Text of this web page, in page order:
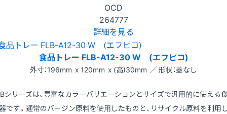
OCD
264777
詳細を見る
食品トレー FLB-A12-30 W (エフピコ)
外寸：196mm x 120mm x (高)30mm ／ 形状：蓋なし
シリーズは、豊富なカラーバリエーションとサイズで汎用的に使える
です。通常のバージン原料を使用したものと、リサイクル原料を利用